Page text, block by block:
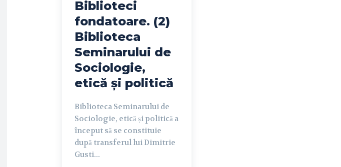
Biblioteci
fondatoare. (2)
Biblioteca
Seminarului de
Sociologie,
etică și politică
Biblioteca Seminarului de
Sociologie, etică și politică a
început să se constituie
după transferul lui Dimitrie
Gusti...